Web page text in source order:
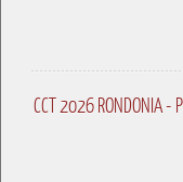
CCT 2026 RONDONIA